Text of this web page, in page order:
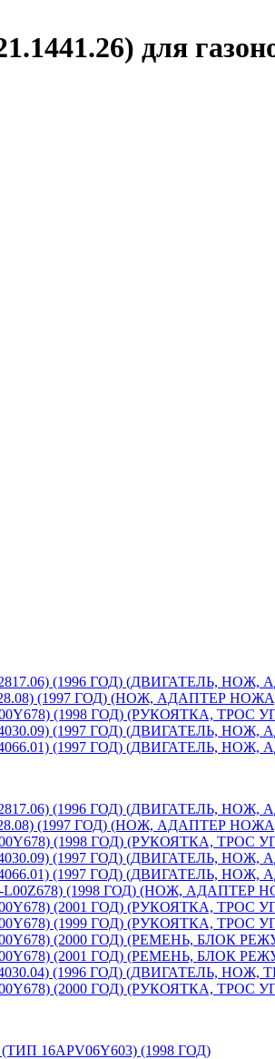
для
(1996 ГОД) (ДВИГАТЕЛЬ,
(1997 ГОД) (НОЖ, АДАПТЕР
(1998 ГОД) (РУКОЯТКА, ТРОС
(1997 ГОД) (ДВИГАТЕЛЬ,
(1997 ГОД) (ДВИГАТЕЛЬ,
(1996 ГОД) (ДВИГАТЕЛЬ,
(1997 ГОД) (НОЖ, АДАПТЕР
(1998 ГОД) (РУКОЯТКА, ТРОС
(1997 ГОД) (ДВИГАТЕЛЬ,
(1997 ГОД) (ДВИГАТЕЛЬ,
(1998 ГОД) (НОЖ, АДАПТЕР
(2001 ГОД) (РУКОЯТКА, ТРОС
(1999 ГОД) (РУКОЯТКА, ТРОС
(2000 ГОД) (РЕМЕНЬ, БЛОК
(2001 ГОД) (РЕМЕНЬ, БЛОК
(1996 ГОД) (ДВИГАТЕЛЬ, НОЖ,
(2000 ГОД) (РУКОЯТКА, ТРОС
16APV06Y603) (1998 ГОД)